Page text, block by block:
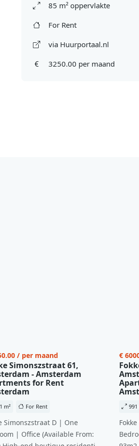
85 m² oppervlakte
For Rent
via Huurportaal.nl
3250.00 per maand
/ per maand
Simonszstraat 61,
- Amsterdam
for Rent
m² For Rent
Simonszstraat D | One
| Office (Available From:
€
991